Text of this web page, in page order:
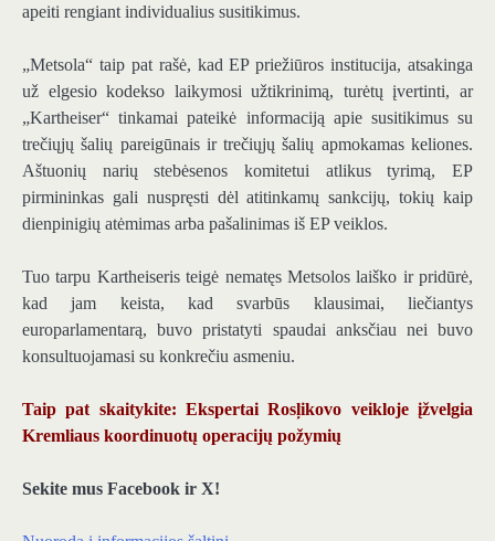
apeiti rengiant individualius susitikimus.
„Metsola“ taip pat rašė, kad EP priežiūros institucija, atsakinga
už elgesio kodekso laikymosi užtikrinimą, turėtų įvertinti, ar
„Kartheiser“ tinkamai pateikė informaciją apie susitikimus su
trečiųjų šalių pareigūnais ir trečiųjų šalių apmokamas keliones.
Aštuonių narių stebėsenos komitetui atlikus tyrimą, EP
pirmininkas gali nuspręsti dėl atitinkamų sankcijų, tokių kaip
dienpinigių atėmimas arba pašalinimas iš EP veiklos.
Tuo tarpu Kartheiseris teigė nematęs Metsolos laiško ir pridūrė,
kad jam keista, kad svarbūs klausimai, liečiantys
europarlamentarą, buvo pristatyti spaudai anksčiau nei buvo
konsultuojamasi su konkrečiu asmeniu.
Taip pat skaitykite: Ekspertai Rosļikovo veikloje įžvelgia
Kremliaus koordinuotų operacijų požymių
Sekite mus Facebook ir X!